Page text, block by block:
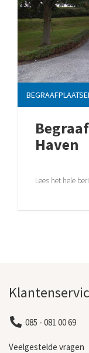
Haven
Lees het hele
085 - 081 00 69
Veelgestelde vragen